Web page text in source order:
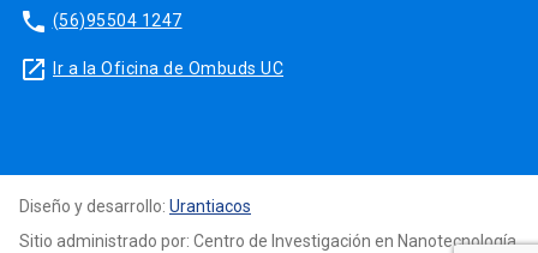
phone (56)95504 1247
launch Ir a la Oficina de Ombuds UC
Diseño y desarrollo: Urantiacos
Sitio administrado por: Centro de Investigación en Nanotecnología